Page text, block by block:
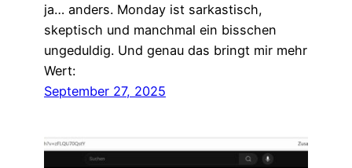
ja… anders. Monday ist sarkastisch,
skeptisch und manchmal ein bisschen
ungeduldig. Und genau das bringt mir mehr
Wert:
September 27, 2025